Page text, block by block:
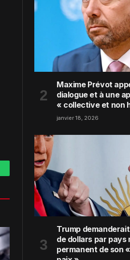
Maxime Prévot
dialogue et à une
« collective et non
janvier 18, 2026
Trump
de dollars par pays
permanent de son